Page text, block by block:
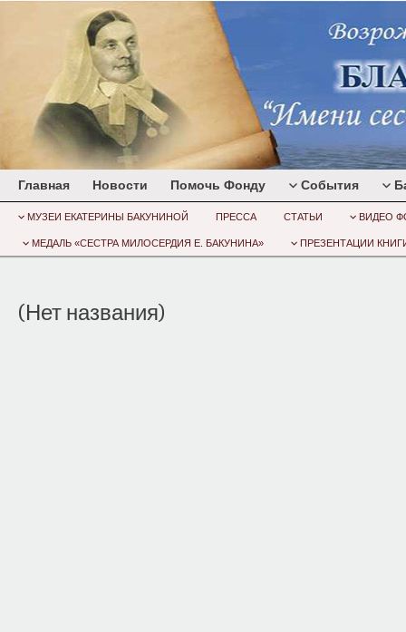
Главная Новости Помочь Фонду События
МУЗЕИ ЕКАТЕРИНЫ БАКУНИНОЙ ПРЕССА СТАТЬИ ВИДЕО
МЕДАЛЬ «СЕСТРА МИЛОСЕРДИЯ Е. БАКУНИНА» ПРЕЗЕНТАЦИИ
(Нет названия)